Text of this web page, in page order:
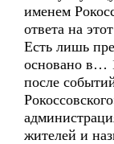
именем
ответа на
Есть лишь
основано в…
после
жителей и